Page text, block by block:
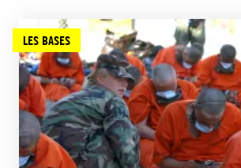
LES BASES